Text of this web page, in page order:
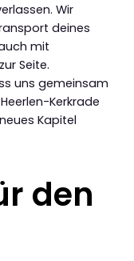
Wir
deines
mit
Seite.
uns gemeinsam
Kerkrade
Kapitel
den